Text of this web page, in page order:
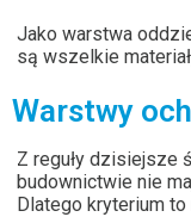
Jako warstwa
są wszelkie
Warstwy
Z reguły dzisiejsze
budownictwie nie
Dlatego kryterium